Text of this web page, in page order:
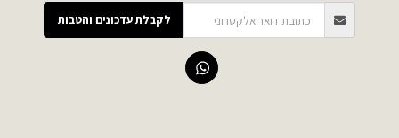
לקבלת עדכונים והטבות